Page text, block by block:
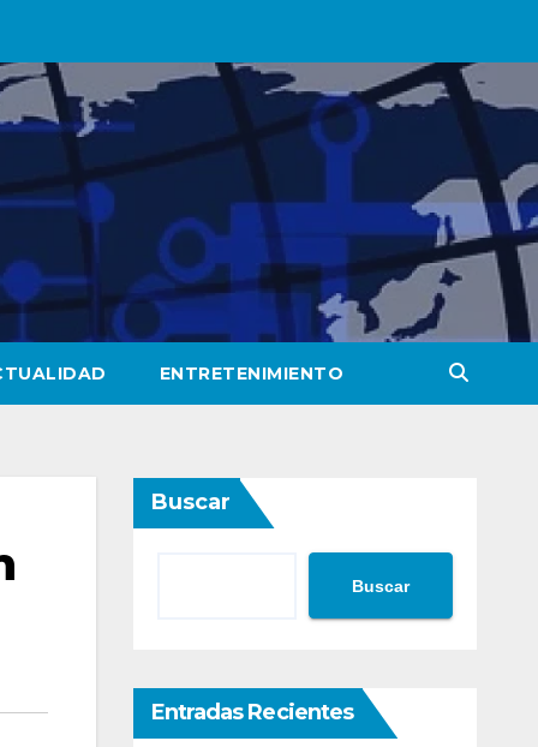
ENTRETENIMIENTO
Buscar
Buscar
Entradas Recientes